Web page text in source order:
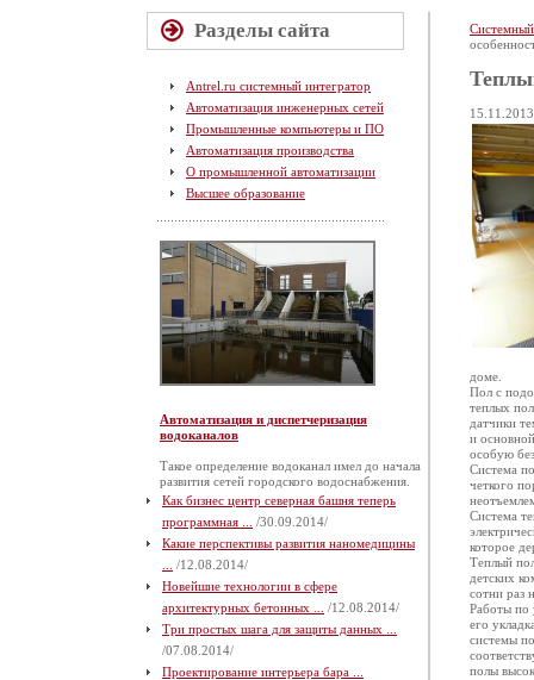
Разделы сайта
Antrel.ru системный интегратор
Автоматизация инженерных сетей
Промышленные компьютеры и ПО
Автоматизация производства
О промышленной автоматизации
Высшее образование
Автоматизация и диспетчеризация
водоканалов
Такое определение водоканал имел до начала
развития сетей городского водоснабжения.
Как бизнес центр северная башня теперь
программная ...
/30.09.2014/
Какие перспективы развития наномедицины
/12.08.2014/
Новейшие технологии в сфере
архитектурных бетонных ...
/12.08.2014/
Три простых шага для защиты данных ...
/07.08.2014/
Проектирование интерьера бара ...
доме.
Пол с
теплых
датчики
и
особую
Система
четкого
Система
которое
Теплый
детских
сотни раз
Работы по
его
системы
полы